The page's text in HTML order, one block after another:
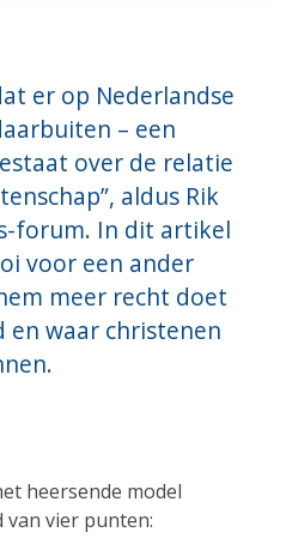
er op Nederlandse
– een
over de relatie
aldus Rik
forum. In dit artikel
voor een ander
meer recht doet
en waar christenen
heersende model
van vier punten: